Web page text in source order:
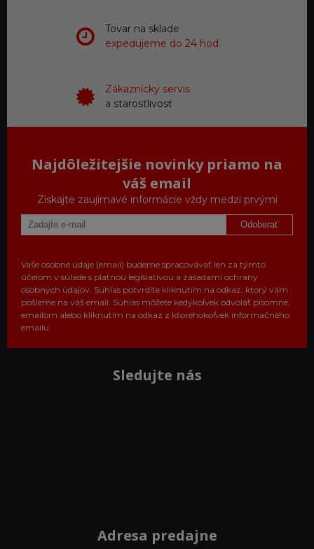
Tovar na sklade
expedujeme do 24 hod.
Zákaznícky servis
a starostlivosť
Najdôležitejšie novinky priamo na
váš email
Získajte zaujímavé informácie vždy medzi prvými
Odoberať
Vaše osobné údaje (email) budeme spracovávať len za týmto
účelom v súlade s platnou legislatívou a zásadami ochrany
osobných údajov. Súhlas potvrdíte kliknutím na odkaz, ktorý vám
pošleme na váš email. Súhlas môžete kedykoľvek odvolať písomne,
emailom alebo kliknutím na odkaz z ktoréhokoľvek informačného
emailu.
Sledujte nás
Adresa predajne